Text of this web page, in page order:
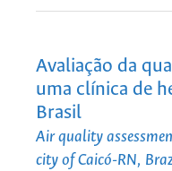
Avaliação da
uma clínica de
Brasil
Air quality
city of Caicó-RN,